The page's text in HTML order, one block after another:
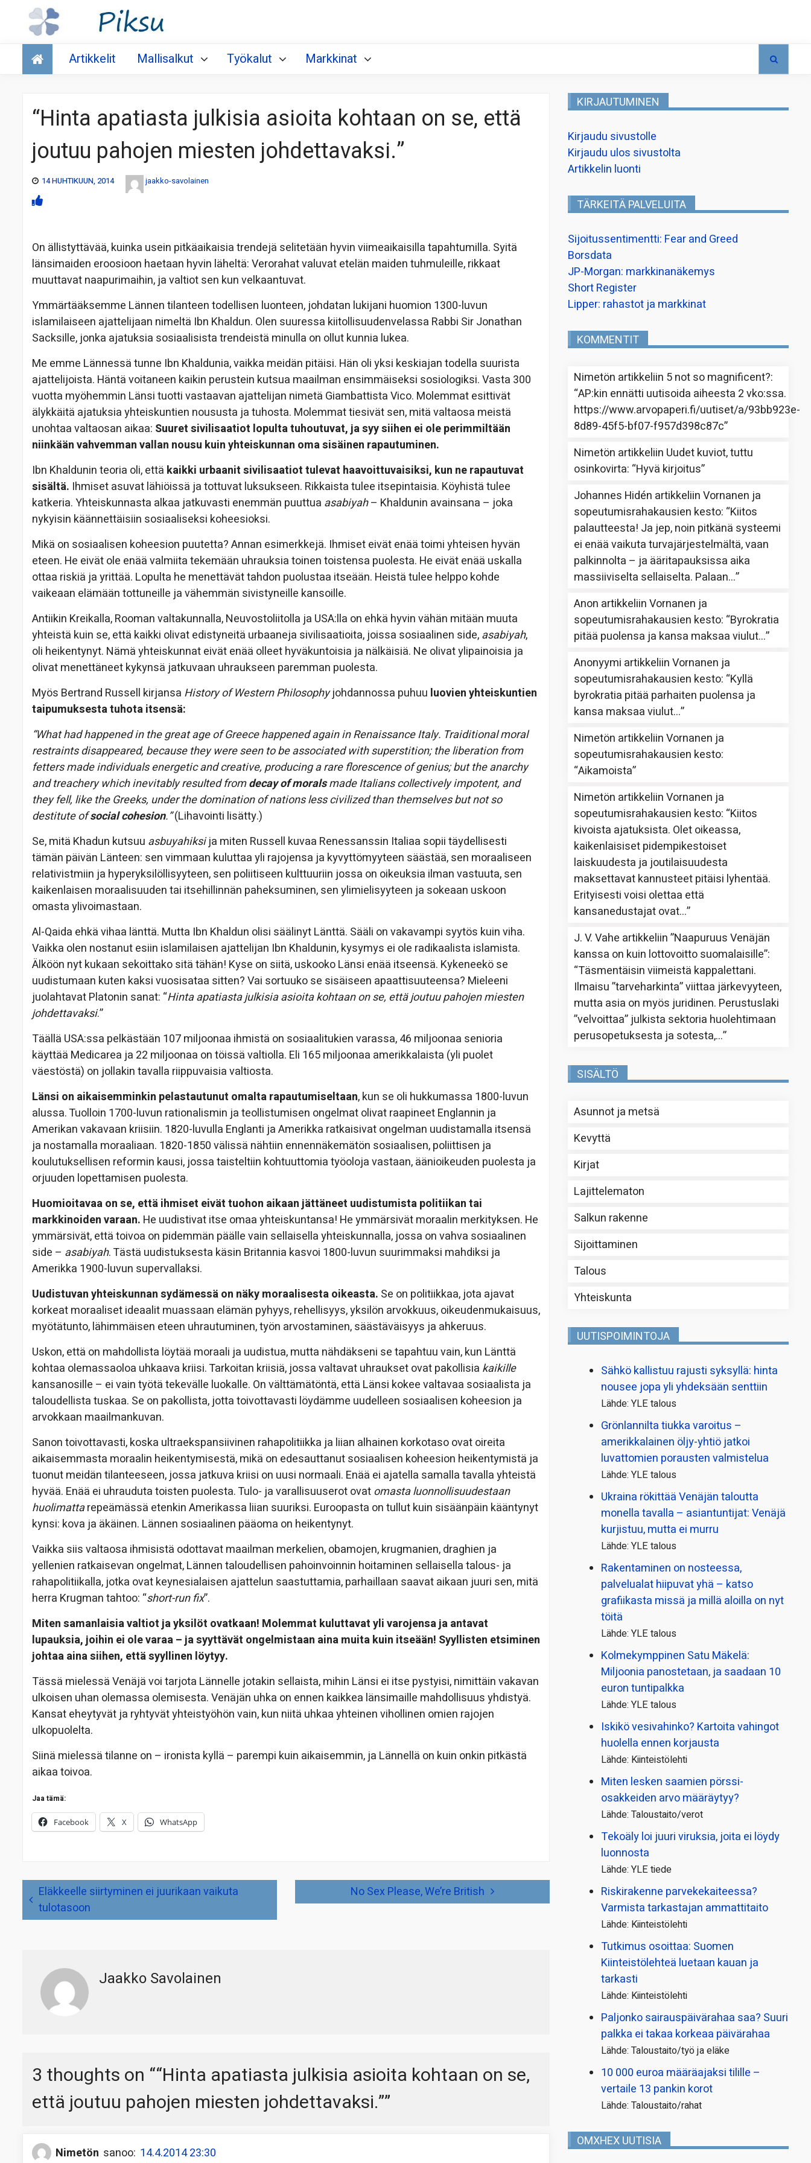
Talous
Artikkelit Mallisalkut Työkalut Markkinat
“Hinta apatiasta julkisia asioita kohtaan on se, että
joutuu pahojen miesten johdettavaksi.”
14 HUHTIKUUN, 2014 jaakko-savolainen
On ällistyttävää, kuinka usein pitkäaikaisia trendejä selitetään hyvin viimeaikaisilla tapahtumilla. Syitä
länsimaiden eroosioon haetaan hyvin läheltä: Verorahat valuvat etelän maiden tuhmuleille, rikkaat
muuttavat naapurimaihin, ja valtiot sen kun velkaantuvat.
Ymmärtääksemme Lännen tilanteen todellisen luonteen, johdatan lukijani huomion 1300-luvun
islamilaiseen ajattelijaan nimeltä Ibn Khaldun. Olen suuressa kiitollisuudenvelassa Rabbi Sir Jonathan
Sacksille, jonka ajatuksia sosiaalisista trendeistä minulla on ollut kunnia lukea.
Me emme Lännessä tunne Ibn Khaldunia, vaikka meidän pitäisi. Hän oli yksi keskiajan todella suurista
ajattelijoista. Häntä voitaneen kaikin perustein kutsua maailman ensimmäiseksi sosiologiksi. Vasta 300
vuotta myöhemmin Länsi tuotti vastaavan ajattelijan nimetä Giambattista Vico. Molemmat esittivät
älykkäitä ajatuksia yhteiskuntien noususta ja tuhosta. Molemmat tiesivät sen, mitä valtaosa meistä
unohtaa valtaosan aikaa: Suuret sivilisaatiot lopulta tuhoutuvat, ja syy siihen ei ole perimmiltään
niinkään vahvemman vallan nousu kuin yhteiskunnan oma sisäinen rapautuminen.
Ibn Khaldunin teoria oli, että kaikki urbaanit sivilisaatiot tulevat haavoittuvaisiksi, kun ne rapautuvat
sisältä. Ihmiset asuvat lähiöissä ja tottuvat luksukseen. Rikkaista tulee itsepintaisia. Köyhistä tulee
katkeria. Yhteiskunnasta alkaa jatkuvasti enemmän puuttua asabiyah– Khaldunin avainsana – joka
nykyisin käännettäisiin sosiaaliseksi koheesioksi.
Mikä on sosiaalisen koheesion puutetta? Annan esimerkkejä. Ihmiset eivät enää toimi yhteisen hyvän
eteen. He eivät ole enää valmiita tekemään uhrauksia toinen toistensa puolesta. He eivät enää uskalla
ottaa riskiä ja yrittää. Lopulta he menettävät tahdon puolustaa itseään. Heistä tulee helppo kohde
vaikeaan elämään tottuneille ja vähemmän sivistyneille kansoille.
Antiikin Kreikalla, Rooman valtakunnalla, Neuvostoliitolla ja USA:lla on ehkä hyvin vähän mitään muuta
yhteistä kuin se, että kaikki olivat edistyneitä urbaaneja sivilisaatioita, joissa sosiaalinen side,asabiyah,
oli heikentynyt. Nämä yhteiskunnat eivät enää olleet hyväkuntoisia ja nälkäisiä. Ne olivat ylipainoisia ja
olivat menettäneet kykynsä jatkuvaan uhraukseen paremman puolesta.
Myös Bertrand Russell kirjansa History of Western Philosophyjohdannossa puhuu luovien yhteiskuntien
taipumuksesta tuhota itsensä:
“What had happened in the great age of Greece happened again in Renaissance Italy. Traiditional moral
restraints disappeared, because they were seen to be associated with superstition; the liberation from
fetters made individuals energetic and creative, producing a rare florescence of genius; but the anarchy
and treachery which inevitably resulted fromdecay of moralsmade Italians collectively impotent, and
they fell, like the Greeks, under the domination of nations less civilized than themselves but not so
destitute ofsocial cohesion.”(Lihavointi lisätty.)
Se, mitä Khadun kutsuu asbuyahiksija miten Russell kuvaa Renessanssin Italiaa sopii täydellisesti
tämän päivän Länteen: sen vimmaan kuluttaa yli rajojensa ja kyvyttömyyteen säästää, sen moraaliseen
relativistmiin ja hyperyksilöllisyyteen, sen poliitiseen kulttuuriin jossa on oikeuksia ilman vastuuta, sen
kaikenlaisen moraalisuuden tai itsehillinnän paheksuminen, sen ylimielisyyteen ja sokeaan uskoon
omasta ylivoimastaan.
Al-Qaida ehkä vihaa länttä. Mutta Ibn Khaldun olisi säälinyt Länttä. Sääli on vakavampi syytös kuin viha.
Vaikka olen nostanut esiin islamilaisen ajattelijan Ibn Khaldunin, kysymys ei ole radikaalista islamista.
Älköön nyt kukaan sekoittako sitä tähän! Kyse on siitä, uskooko Länsi enää itseensä. Kykeneekö se
uudistumaan kuten kaksi vuosisataa sitten? Vai sortuuko se sisäiseen apaattisuuteensa? Mieleeni
juolahtavat Platonin sanat: “Hinta apatiasta julkisia asioita kohtaan on se, että joutuu pahojen miesten
johdettavaksi.”
Täällä USA:ssa pelkästään 107 miljoonaa ihmistä on sosiaalitukien varassa, 46 miljoonaa senioria
käyttää Medicarea ja 22 miljoonaa on töissä valtiolla. Eli 165 miljoonaa amerikkalaista (yli puolet
väestöstä) on jollakin tavalla riippuvaisia valtiosta.
Länsi on aikaisemminkin pelastautunut omalta rapautumiseltaan, kun se oli hukkumassa 1800-luvun
alussa. Tuolloin 1700-luvun rationalismin ja teollistumisen ongelmat olivat raapineet Englannin ja
Amerikan vakavaan kriisiin. 1820-luvulla Englanti ja Amerikka ratkaisivat ongelman uudistamalla itsensä
ja nostamalla moraaliaan. 1820-1850 välissä nähtiin ennennäkemätön sosiaalisen, poliittisen ja
koulutuksellisen reformin kausi, jossa taisteltiin kohtuuttomia työoloja vastaan, äänioikeuden puolesta ja
orjuuden lopettamisen puolesta.
Huomioitavaa on se, että ihmiset eivät tuohon aikaan jättäneet uudistumista politiikan tai
markkinoiden varaan. He uudistivat itse omaa yhteiskuntansa! He ymmärsivät moraalin merkityksen. He
ymmärsivät, että toivoa on pidemmän päälle vain sellaisella yhteiskunnalla, jossa on vahva sosiaalinen
side – asabiyah. Tästä uudistuksesta käsin Britannia kasvoi 1800-luvun suurimmaksi mahdiksi ja
Amerikka 1900-luvun supervallaksi.
Uudistuvan yhteiskunnan sydämessä on näky moraalisesta oikeasta. Se on politiikkaa, jota ajavat
korkeat moraaliset ideaalit muassaan elämän pyhyys, rehellisyys, yksilön arvokkuus, oikeudenmukaisuus,
myötätunto, lähimmäisen eteen uhrautuminen, työn arvostaminen, säästäväisyys ja ahkeruus.
Uskon, että on mahdollista löytää moraali ja uudistua, mutta nähdäkseni se tapahtuu vain, kun Länttä
kohtaa olemassaoloa uhkaava kriisi. Tarkoitan kriisiä, jossa valtavat uhraukset ovat pakollisia kaikille
kansanosille – ei vain työtä tekevälle luokalle. On välttämätöntä, että Länsi kokee valtavaa sosiaalista ja
taloudellista tuskaa. Se on pakollista, jotta toivottavasti löydämme uudelleen sosiaalisen koheesion ja
arvokkaan maailmankuvan.
Sanon toivottavasti, koska ultraekspansiivinen rahapolitiikka ja liian alhainen korkotaso ovat oireita
aikaisemmasta moraalin heikentymisestä, mikä on edesauttanut sosiaalisen koheesion heikentymistä ja
tuonut meidän tilanteeseen, jossa jatkuva kriisi on uusi normaali. Enää ei ajatella samalla tavalla yhteistä
hyvää. Enää ei uhrauduta toisten puolesta. Tulo- ja varallisuuserot ovatomasta luonnollisuudestaan
huolimattarepeämässä etenkin Amerikassa liian suuriksi. Euroopasta on tullut kuin sisäänpäin kääntynyt
kynsi: kova ja äkäinen. Lännen sosiaalinen pääoma on heikentynyt.
Vaikka siis valtaosa ihmisistä odottavat maailman merkelien, obamojen, krugmanien, draghien ja
yellenien ratkaisevan ongelmat, Lännen taloudellisen pahoinvoinnin hoitaminen sellaisella talous- ja
rahapolitiikalla, jotka ovat keynesialaisen ajattelun saastuttamia, parhaillaan saavat aikaan juuri sen, mitä
herra Krugman tahtoo: “short-run fix”.
Miten samanlaisia valtiot ja yksilöt ovatkaan! Molemmat kuluttavat yli varojensa ja antavat
lupauksia, joihin ei ole varaa – ja syyttävät ongelmistaan aina muita kuin itseään! Syyllisten etsiminen
johtaa aina siihen, että syyllinen löytyy.
Tässä mielessä Venäjä voi tarjota Lännelle jotakin sellaista, mihin Länsi ei itse pystyisi, nimittäin vakavan
ulkoisen uhan olemassa olemisesta. Venäjän uhka on ennen kaikkea länsimaille mahdollisuus yhdistyä.
Kansat eheytyvät ja ryhtyvät yhteistyöhön vain, kun niitä uhkaa yhteinen vihollinen omien rajojen
ulkopuolelta.
Siinä mielessä tilanne on – ironista kyllä – parempi kuin aikaisemmin, ja Lännellä on kuin onkin pitkästä
aikaa toivoa.
Jaa tämä:
Facebook X WhatsApp
Artikkelien
selausEläkkeelle siirtyminen ei juurikaan vaikuta
tulotasoon
No Sex Please, We’re British
Jaakko Savolainen
3 thoughts on ““Hinta apatiasta julkisia asioita kohtaan on se,
että joutuu pahojen miesten johdettavaksi.””
Nimetön sanoo: 14.4.2014 23:30
KIRJAUTUMINEN
Kirjaudu sivustolle
Kirjaudu ulos sivustolta
Artikkelin luonti
TÄRKEITÄ PALVELUITA
Sijoitussentimentti: Fear and Greed
Borsdata
JP-Morgan: markkinanäkemys
Short Register
Lipper: rahastot ja markkinat
KOMMENTIT
Nimetön artikkeliin 5 not so magnificent?:
“AP:kin ennätti uutisoida aiheesta 2 vko:ssa.
https://www.arvopaperi.fi/uutiset/a/93bb923e-
8d89-45f5-bf07-f957d398c87c”
Nimetön artikkeliin Uudet kuviot, tuttu
osinkovirta: “Hyvä kirjoitus”
Johannes Hidén artikkeliinVornanen ja
sopeutumisrahakausien kesto: “Kiitos
palautteesta! Ja jep, noin pitkänä systeemi
ei enää vaikuta turvajärjestelmältä, vaan
palkinnolta – ja ääritapauksissa aika
massiiviselta sellaiselta. Palaan…”
Anon artikkeliinVornanen ja
sopeutumisrahakausien kesto: “Byrokratia
pitää puolensa ja kansa maksaa viulut…”
Anonyymi artikkeliinVornanen ja
sopeutumisrahakausien kesto: “Kyllä
byrokratia pitää parhaiten puolensa ja
kansa maksaa viulut…”
Nimetön artikkeliinVornanen ja
sopeutumisrahakausien kesto:
“Aikamoista”
Nimetön artikkeliinVornanen ja
sopeutumisrahakausien kesto: “Kiitos
kivoista ajatuksista. Olet oikeassa,
kaikenlaisiset pidempikestoiset
laiskuudesta ja joutilaisuudesta
maksettavat kannusteet pitäisi lyhentää.
Erityisesti voisi olettaa että
kansanedustajat ovat…”
J. V. Vahe artikkeliin”Naapuruus Venäjän
kanssa on kuin lottovoitto suomalaisille”:
“Täsmentäisin viimeistä kappalettani.
Ilmaisu ”tarveharkinta” viittaa järkevyyteen,
mutta asia on myös juridinen. Perustuslaki
”velvoittaa” julkista sektoria huolehtimaan
perusopetuksesta ja sotesta,…”
SISÄLTÖ
Asunnot ja metsä
Kevyttä
Kirjat
Lajittelematon
Salkun rakenne
Sijoittaminen
Talous
Yhteiskunta
UUTISPOIMINTOJA
Sähkö kallistuu rajusti syksyllä: hinta
nousee jopa yli yhdeksään senttiin
Lähde: YLE talous
Grönlannilta tiukka varoitus –
amerikkalainen öljy-yhtiö jatkoi
luvattomien porausten valmistelua
Lähde: YLE talous
Ukraina rökittää Venäjän taloutta
monella tavalla – asiantuntijat: Venäjä
kurjistuu, mutta ei murru
Lähde: YLE talous
Rakentaminen on nosteessa,
palvelualat hiipuvat yhä – katso
grafiikasta missä ja millä aloilla on nyt
töitä
Lähde: YLE talous
Kolmekymppinen Satu Mäkelä:
Miljoonia panostetaan, ja saadaan 10
euron tuntipalkka
Lähde: YLE talous
Iskikö vesivahinko? Kartoita vahingot
huolella ennen korjausta
Lähde: Kiinteistölehti
Miten lesken saamien pörssi­
osakkeiden arvo määräytyy?
Lähde: Taloustaito/verot
Tekoäly loi juuri viruksia, joita ei löydy
luonnosta
Lähde: YLE tiede
Riskirakenne parvekekaiteessa?
Varmista tarkastajan ammattitaito
Lähde: Kiinteistölehti
Tutkimus osoittaa: Suomen
Kiinteistölehteä luetaan kauan ja
tarkasti
Lähde: Kiinteistölehti
Paljonko sairauspäivä­rahaa saa? Suuri
palkka ei takaa korkeaa päivärahaa
Lähde: Taloustaito/työ ja eläke
10 000 euroa määräajaksi tilille –
vertaile 13 pankin korot
Lähde: Taloustaito/rahat
OMXHEX UUTISIA